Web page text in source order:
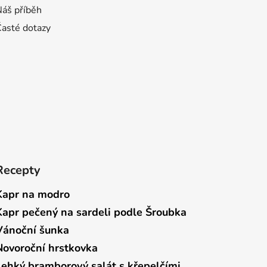
příběh
dotazy
na modro
pečený na sardeli podle Šroubka
šunka
hrstkovka